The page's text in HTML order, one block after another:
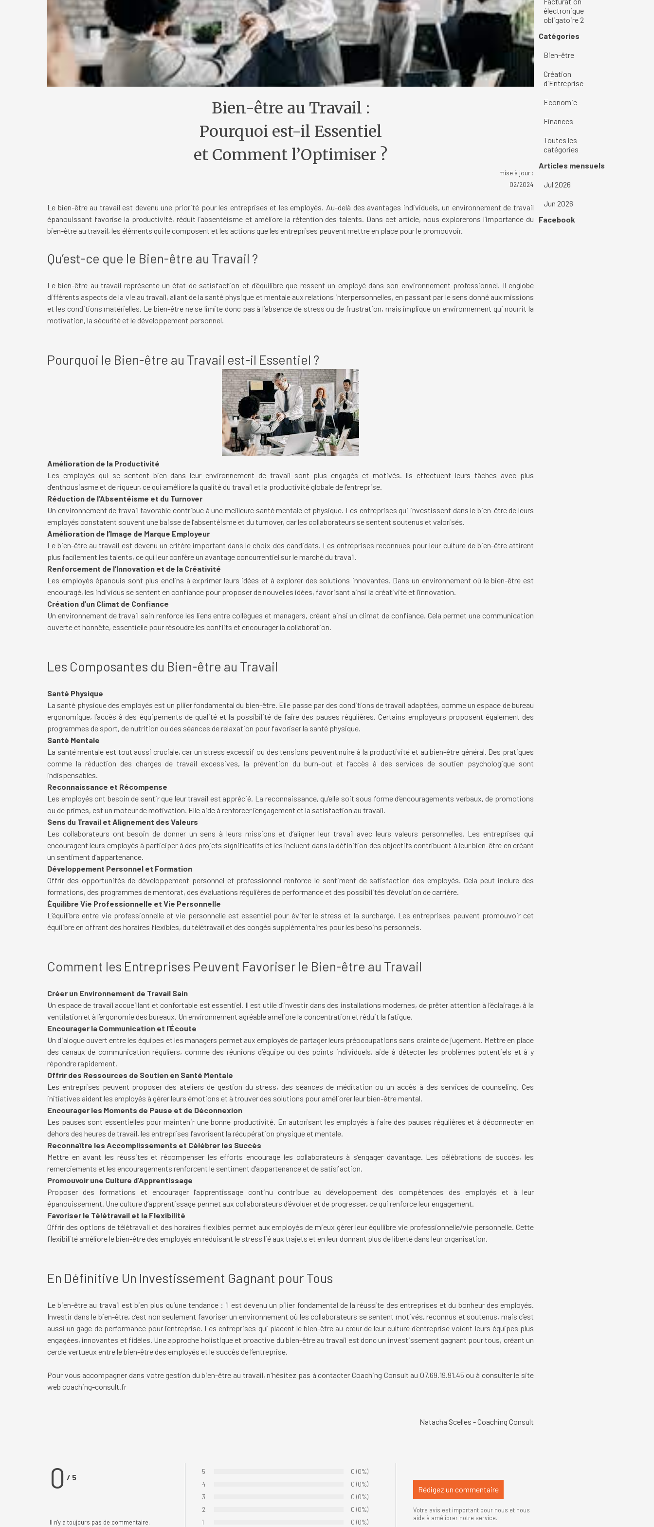
Bien-être au Travail :
Pourquoi est-il Essentiel
et Comment l’Optimiser ?
mise à jour :
02/2024
Le bien-être au travail est devenu une priorité pour les entreprises et les employés. Au-delà des avantages individuels, un environnement de travail
épanouissant favorise la productivité, réduit l’absentéisme et améliore la rétention des talents. Dans cet article, nous explorerons l’importance du
bien-être au travail, les éléments qui le composent et les actions que les entreprises peuvent mettre en place pour le promouvoir.
Qu’est-ce que le Bien-être au Travail ?
Le bien-être au travail représente un état de satisfaction et d’équilibre que ressent un employé dans son environnement professionnel. Il englobe
différents aspects de la vie au travail, allant de la santé physique et mentale aux relations interpersonnelles, en passant par le sens donné aux missions
et les conditions matérielles. Le bien-être ne se limite donc pas à l’absence de stress ou de frustration, mais implique un environnement qui nourrit la
motivation, la sécurité et le développement personnel.
Pourquoi le Bien-être au Travail est-il Essentiel ?
Amélioration de la Productivité
Les employés qui se sentent bien dans leur environnement de travail sont plus engagés et motivés. Ils effectuent leurs tâches avec plus
d’enthousiasme et de rigueur, ce qui améliore la qualité du travail et la productivité globale de l’entreprise.
Réduction de l’Absentéisme et du Turnover
Un environnement de travail favorable contribue à une meilleure santé mentale et physique. Les entreprises qui investissent dans le bien-être de leurs
employés constatent souvent une baisse de l’absentéisme et du turnover, car les collaborateurs se sentent soutenus et valorisés.
Amélioration de l’Image de Marque Employeur
Le bien-être au travail est devenu un critère important dans le choix des candidats. Les entreprises reconnues pour leur culture de bien-être attirent
plus facilement les talents, ce qui leur confère un avantage concurrentiel sur le marché du travail.
Renforcement de l’Innovation et de la Créativité
Les employés épanouis sont plus enclins à exprimer leurs idées et à explorer des solutions innovantes. Dans un environnement où le bien-être est
encouragé, les individus se sentent en confiance pour proposer de nouvelles idées, favorisant ainsi la créativité et l’innovation.
Création d’un Climat de Confiance
Un environnement de travail sain renforce les liens entre collègues et managers, créant ainsi un climat de confiance. Cela permet une communication
ouverte et honnête, essentielle pour résoudre les conflits et encourager la collaboration.
Les Composantes du Bien-être au Travail
Santé Physique
La santé physique des employés est un pilier fondamental du bien-être. Elle passe par des conditions de travail adaptées, comme un espace de bureau
ergonomique, l’accès à des équipements de qualité et la possibilité de faire des pauses régulières. Certains employeurs proposent également des
programmes de sport, de nutrition ou des séances de relaxation pour favoriser la santé physique.
Santé Mentale
La santé mentale est tout aussi cruciale, car un stress excessif ou des tensions peuvent nuire à la productivité et au bien-être général. Des pratiques
comme la réduction des charges de travail excessives, la prévention du burn-out et l’accès à des services de soutien psychologique sont
indispensables.
Reconnaissance et Récompense
Les employés ont besoin de sentir que leur travail est apprécié. La reconnaissance, qu’elle soit sous forme d’encouragements verbaux, de promotions
ou de primes, est un moteur de motivation. Elle aide à renforcer l’engagement et la satisfaction au travail.
Sens du Travail et Alignement des Valeurs
Les collaborateurs ont besoin de donner un sens à leurs missions et d’aligner leur travail avec leurs valeurs personnelles. Les entreprises qui
encouragent leurs employés à participer à des projets significatifs et les incluent dans la définition des objectifs contribuent à leur bien-être en créant
un sentiment d’appartenance.
Développement Personnel et Formation
Offrir des opportunités de développement personnel et professionnel renforce le sentiment de satisfaction des employés. Cela peut inclure des
formations, des programmes de mentorat, des évaluations régulières de performance et des possibilités d’évolution de carrière.
Équilibre Vie Professionnelle et Vie Personnelle
L’équilibre entre vie professionnelle et vie personnelle est essentiel pour éviter le stress et la surcharge. Les entreprises peuvent promouvoir cet
équilibre en offrant des horaires flexibles, du télétravail et des congés supplémentaires pour les besoins personnels.
Comment les Entreprises Peuvent Favoriser le Bien-être au Travail
Créer un Environnement de Travail Sain
Un espace de travail accueillant et confortable est essentiel. Il est utile d’investir dans des installations modernes, de prêter attention à l’éclairage, à la
ventilation et à l’ergonomie des bureaux. Un environnement agréable améliore la concentration et réduit la fatigue.
Encourager la Communication et l’Écoute
Un dialogue ouvert entre les équipes et les managers permet aux employés de partager leurs préoccupations sans crainte de jugement. Mettre en place
des canaux de communication réguliers, comme des réunions d’équipe ou des points individuels, aide à détecter les problèmes potentiels et à y
répondre rapidement.
Offrir des Ressources de Soutien en Santé Mentale
Les entreprises peuvent proposer des ateliers de gestion du stress, des séances de méditation ou un accès à des services de counseling. Ces
initiatives aident les employés à gérer leurs émotions et à trouver des solutions pour améliorer leur bien-être mental.
Encourager les Moments de Pause et de Déconnexion
Les pauses sont essentielles pour maintenir une bonne productivité. En autorisant les employés à faire des pauses régulières et à déconnecter en
dehors des heures de travail, les entreprises favorisent la récupération physique et mentale.
Reconnaître les Accomplissements et Célébrer les Succès
Mettre en avant les réussites et récompenser les efforts encourage les collaborateurs à s’engager davantage. Les célébrations de succès, les
remerciements et les encouragements renforcent le sentiment d’appartenance et de satisfaction.
Promouvoir une Culture d’Apprentissage
Proposer des formations et encourager l’apprentissage continu contribue au développement des compétences des employés et à leur
épanouissement. Une culture d’apprentissage permet aux collaborateurs d’évoluer et de progresser, ce qui renforce leur engagement.
Favoriser le Télétravail et la Flexibilité
Offrir des options de télétravail et des horaires flexibles permet aux employés de mieux gérer leur équilibre vie professionnelle/vie personnelle. Cette
flexibilité améliore le bien-être des employés en réduisant le stress lié aux trajets et en leur donnant plus de liberté dans leur organisation.
En Définitive Un Investissement Gagnant pour Tous
Le bien-être au travail est bien plus qu’une tendance : il est devenu un pilier fondamental de la réussite des entreprises et du bonheur des employés.
Investir dans le bien-être, c’est non seulement favoriser un environnement où les collaborateurs se sentent motivés, reconnus et soutenus, mais c’est
aussi un gage de performance pour l’entreprise. Les entreprises qui placent le bien-être au cœur de leur culture d’entreprise voient leurs équipes plus
engagées, innovantes et fidèles. Une approche holistique et proactive du bien-être au travail est donc un investissement gagnant pour tous, créant un
cercle vertueux entre le bien-être des employés et le succès de l’entreprise.
Pour vous accompagner dans votre gestion du bien-être au travail, n'hésitez pas à contacter Coaching Consult au 07.69.19.91.45 ou à consulter le site
web coaching-consult.fr
Natacha Scelles - Coaching Consult
0 / 5
Il n'y a toujours pas de commentaire.
5 Nombre de votes :
0 Pourcentage des évaluations:
(0%)
4 Nombre de votes :
0 Pourcentage des évaluations:
(0%)
3 Nombre de votes :
0 Pourcentage des évaluations:
(0%)
2 Nombre de votes :
0 Pourcentage des évaluations:
(0%)
1 Nombre de votes :
0 Pourcentage des évaluations:
(0%)
Votre avis est important pour nous et nous
aide à améliorer notre service.
électronique
obligatoire 2
Sauter le bloc Catégories
Catégories
Bien-être
Création
d'Entreprise
Economie
Finances
Toutes les
catégories
Sauter le bloc Articles mensuels
Articles mensuels
Jul 2026
Jun 2026
Sauter le bloc Facebook
Facebook